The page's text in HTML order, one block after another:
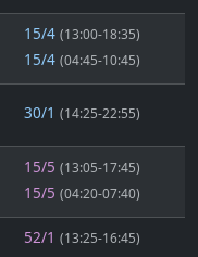
15/4 (13:00-18:35)
15/4 (04:45-10:45)
30/1 (14:25-22:55)
15/5 (13:05-17:45)
15/5 (04:20-07:40)
52/1 (13:25-16:45)